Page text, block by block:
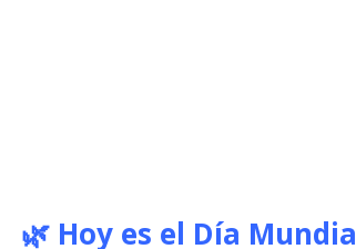
🌿 Hoy es el Día